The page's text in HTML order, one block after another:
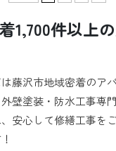
1,700件以上
藤沢市地域密着のア
壁塗装・防水工事専
安心して修繕工事を